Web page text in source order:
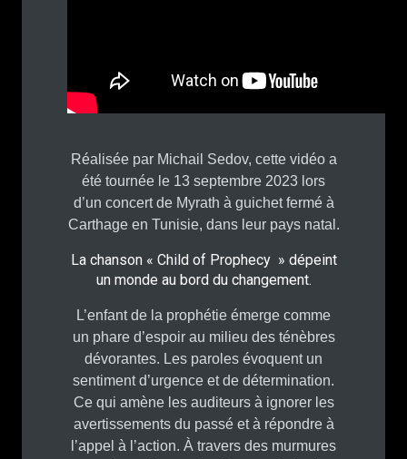
Réalisée par Michail Sedov, cette vidéo a
été tournée le 13 septembre 2023 lors
d’un concert de Myrath à guichet fermé à
Carthage en Tunisie, dans leur pays natal.
La chanson « Child of Prophecy » dépeint
un monde au bord du changement.
L’enfant de la prophétie émerge comme
un phare d’espoir au milieu des ténèbres
dévorantes. Les paroles évoquent un
sentiment d’urgence et de détermination.
Ce qui amène les auditeurs à ignorer les
avertissements du passé et à répondre à
l’appel à l’action. À travers des murmures